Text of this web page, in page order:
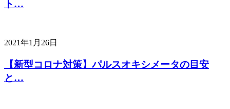
ト…
2021年1月26日
【新型コロナ対策】パルスオキシメータの目安
と…